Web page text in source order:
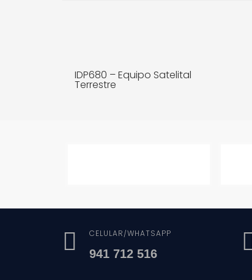
IDP680 – Equipo Satelital
Terrestre
CELULAR/WHATSAPP
941 712 516